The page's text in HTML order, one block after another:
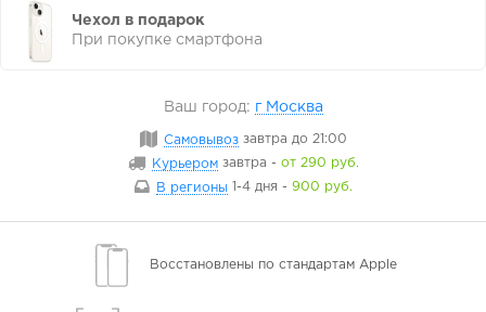
Чехол в подарок
При покупке смартфона
Ваш город: г Москва
Самовывоз завтра до 21:00
Курьером завтра - от 290 руб.
В регионы
1-4 дня - 900 руб.
Восстановлены по стандартам Apple